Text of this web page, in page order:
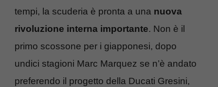
tempi, la scuderia è pronta a una nuova
rivoluzione interna importante. Non è il
primo scossone per i giapponesi, dopo
undici stagioni Marc Marquez se n’è andato
preferendo il progetto della Ducati Gresini,